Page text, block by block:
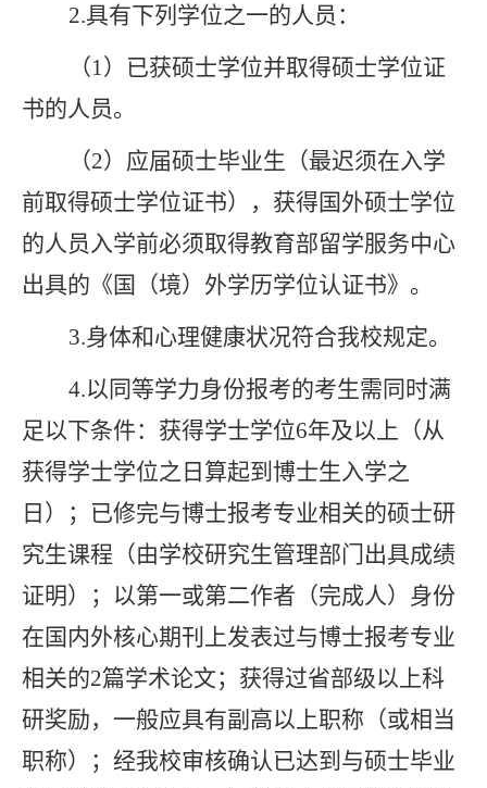
2.具有下列学位之一的人员：
（1） 已获硕士学位并取得硕士学位证
书的人员。
（2） 应届硕士毕业生（最迟须在入学
前取得硕士学位证书）
， 获得国外硕士学位
的人员 入学前必须取得教育部留学服务中心
出具的《国（境）外学历学位认证书》 。
3.身体和心理健康状况符合我校规定。
4.以同等学力身份报考的考生需同时满
足以下条件： 获得学士学位6年及以上（从
获得学士学位之日算起到博士生入学之
日）；已修完与博士报考专业相关的硕士研
究生课程（由学校研究生管理部门出具成绩
证明）；以第一或第二作者（完成人）身份
在国 内外核心期刊上发表过与博士报考专业
相关的2篇学术论文；获得过省部级以上科
研奖励，一般应具有副高以上职称（或相当
职称）；经我校审核确认已达到与硕士毕业